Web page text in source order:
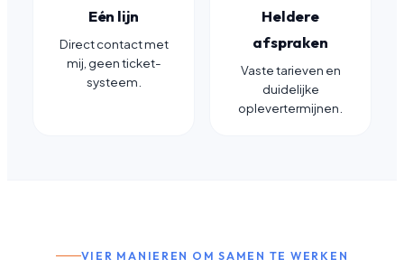
Eén lijn
Direct contact met
mij, geen ticket-
systeem.
Heldere
afspraken
Vaste tarieven en
duidelijke
oplevertermijnen.
VIER MANIEREN OM SAMEN TE WERKEN